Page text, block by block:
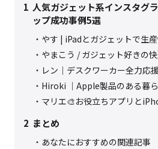
1 人気ガジェット系インスタグ
ップ成功事例5選
やす | iPadとガジェットで生
やまこう / ガジェット好きの
レン｜デスクワーカー全力応
Hiroki ｜Apple製品のある暮
マリエ🎨お役立ちアプリと
2 まとめ
あなたにおすすめの関連記事